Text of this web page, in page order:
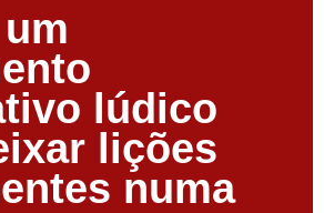
lúdico
lições
numa